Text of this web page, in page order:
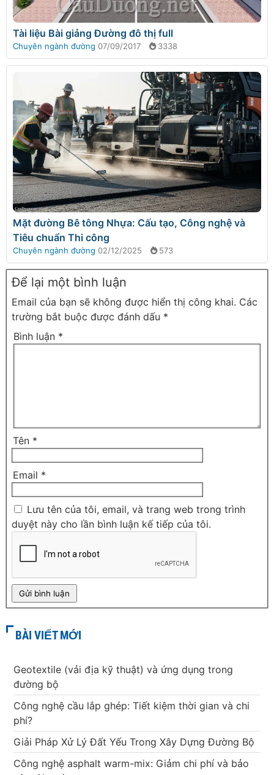
Tài liệu Bài giảng Đường đô thị full
Chuyên ngành đường 07/09/2017 3338
Mặt đường Bê tông Nhựa: Cấu tạo, Công nghệ và
Tiêu chuẩn Thi công
Chuyên ngành đường 02/12/2025 573
Để lại một bình luận
Email của bạn sẽ không được hiển thị công khai. Các
trường bắt buộc được đánh dấu *
Bình luận *
Tên *
Email *
Lưu tên của tôi, email, và trang web trong trình
duyệt này cho lần bình luận kế tiếp của tôi.
BÀI VIẾT MỚI
Geotextile (vải địa kỹ thuật) và ứng dụng trong
đường bộ
Công nghệ cầu lắp ghép: Tiết kiệm thời gian và chi
phí?
Giải Pháp Xử Lý Đất Yếu Trong Xây Dựng Đường Bộ
Công nghệ asphalt warm-mix: Giảm chi phí và bảo